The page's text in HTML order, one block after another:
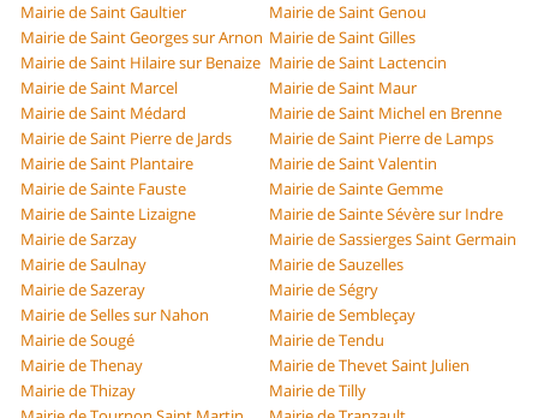
Mairie de Saint Gaultier
Mairie de Saint Genou
Mairie de Saint Georges sur Arnon Mairie de Saint Gilles
Mairie de Saint Hilaire sur Benaize Mairie de Saint Lactencin
Mairie de Saint Marcel
Mairie de Saint Maur
Mairie de Saint Médard
Mairie de Saint Michel en Brenne
Mairie de Saint Pierre de Jards
Mairie de Saint Pierre de Lamps
Mairie de Saint Plantaire
Mairie de Saint Valentin
Mairie de Sainte Fauste
Mairie de Sainte Gemme
Mairie de Sainte Lizaigne
Mairie de Sainte Sévère sur Indre
Mairie de Sarzay
Mairie de Sassierges Saint Germain
Mairie de Saulnay
Mairie de Sauzelles
Mairie de Sazeray
Mairie de Ségry
Mairie de Selles sur Nahon
Mairie de Sembleçay
Mairie de Sougé
Mairie de Tendu
Mairie de Thenay
Mairie de Thevet Saint Julien
Mairie de Thizay
Mairie de Tilly